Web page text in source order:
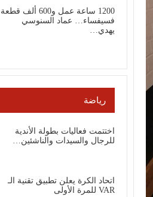
1200 ساعة عمل و600 ألف قطعة
فسيفساء… عماد السنوسي
يهدي…
رياضة
اختتمت فعاليات بطولة الأندية
للرجال والسيدات والناشئين…
اتحاد الكرة يعلن تطبيق تقنية الـ
VAR للمرة الأولى